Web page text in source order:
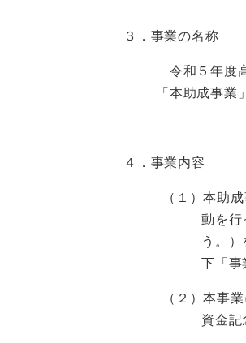
３．事業の名称
令和５年度
「本助成事業
４．事業内容
（１）本助
動を
う。
下「事
（２）本事
資金